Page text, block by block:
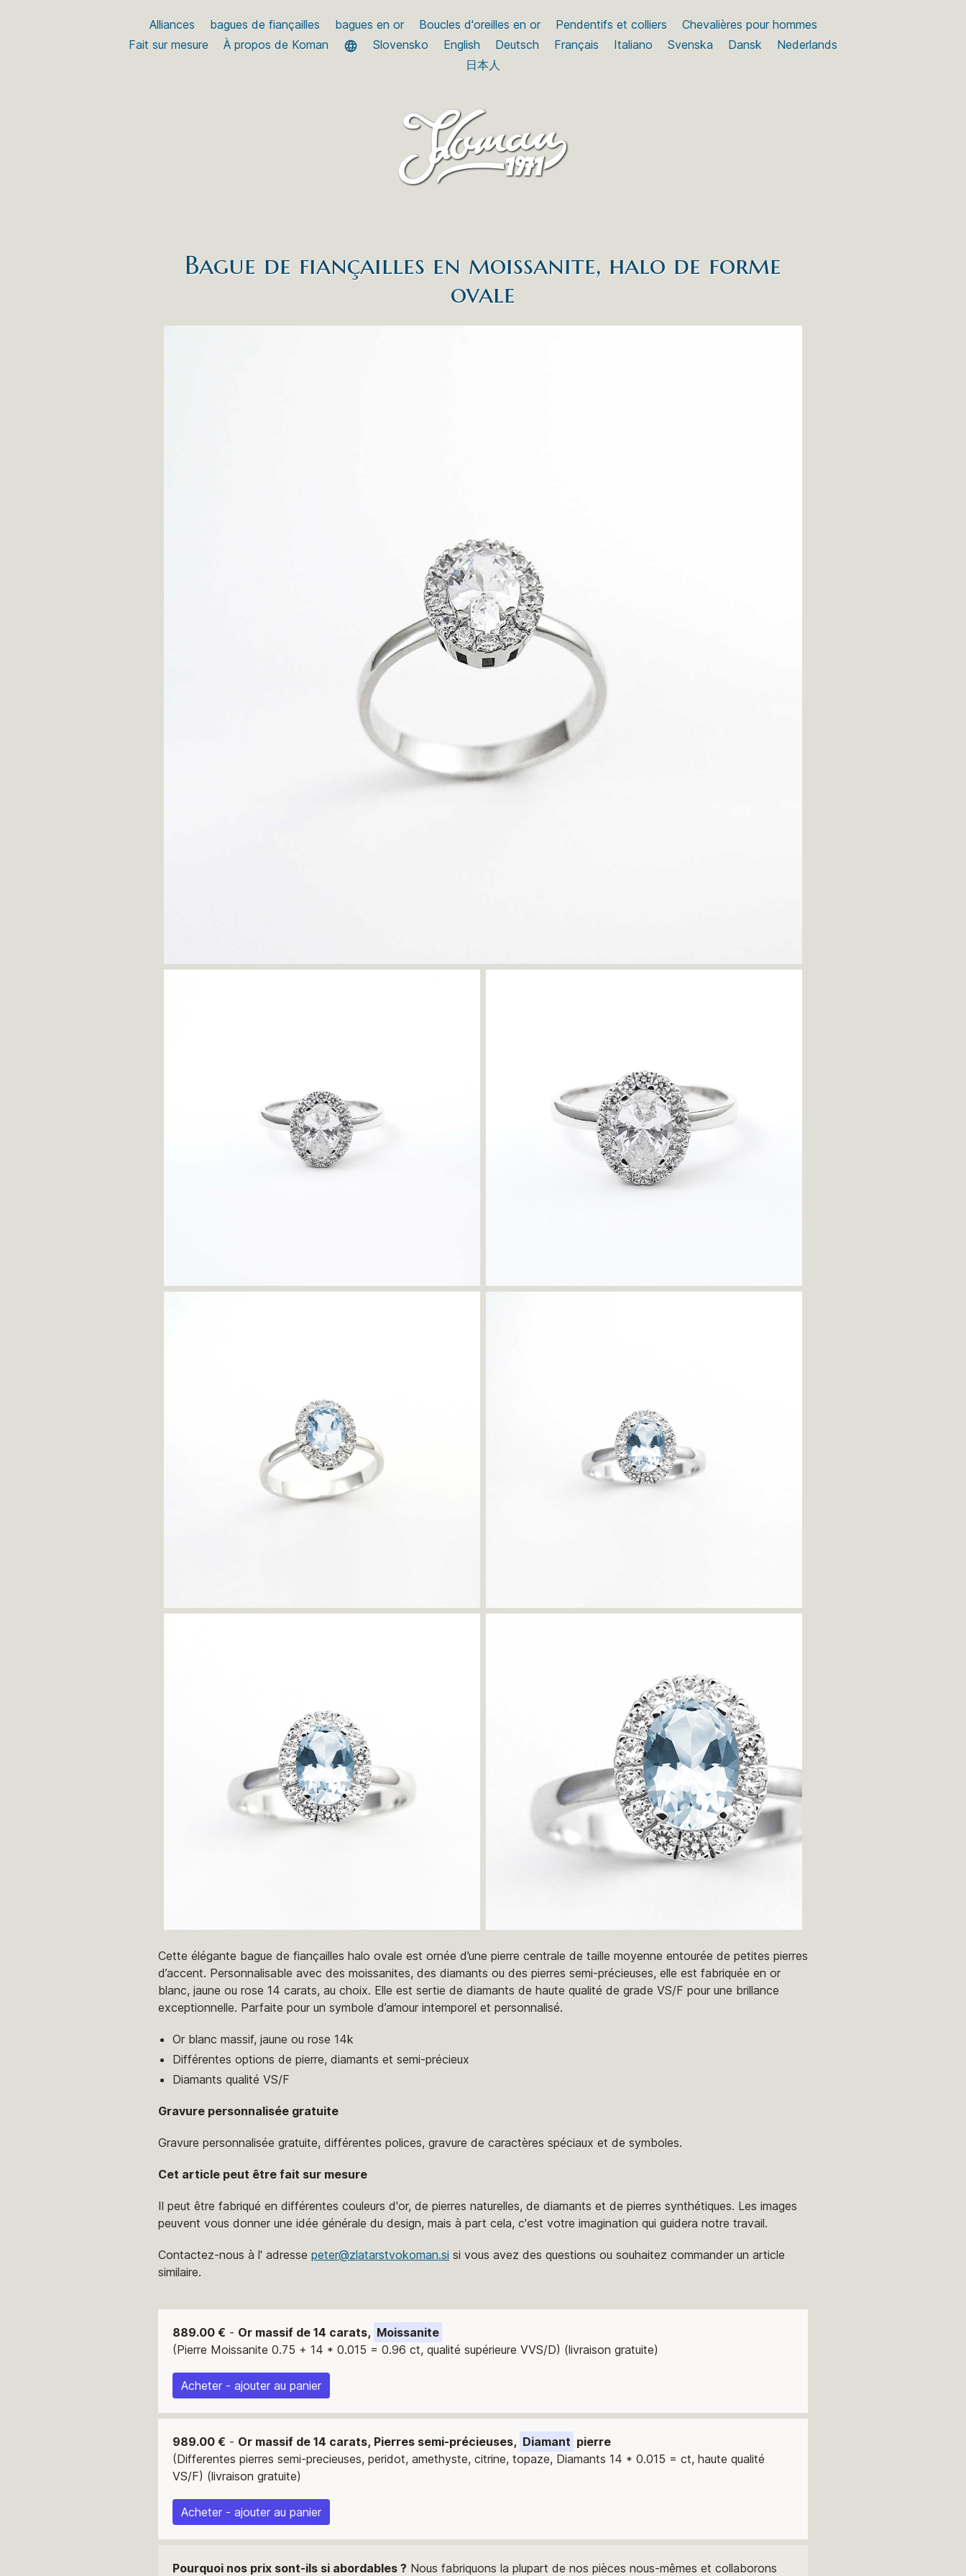
Alliances bagues de fiançailles bagues en or Boucles d'oreilles en or Pendentifs et colliers
Chevalières pour hommes
Fait sur mesure
À propos de Koman Slovensko English Deutsch Français Italiano Svenska Dansk
Nederlands
日本人
Bague de fiançailles en moissanite, halo de forme
ovale
Cette élégante bague de fiançailles halo ovale est ornée d’une pierre centrale de taille moyenne entourée de petites pierres
d’accent. Personnalisable avec des moissanites, des diamants ou des pierres semi-précieuses, elle est fabriquée en or
blanc, jaune ou rose 14 carats, au choix. Elle est sertie de diamants de haute qualité de grade VS/F pour une brillance
exceptionnelle. Parfaite pour un symbole d’amour intemporel et personnalisé.
Or blanc massif, jaune ou rose 14k
Différentes options de pierre, diamants et semi-précieux
Diamants qualité VS/F
Gravure personnalisée gratuite
Gravure personnalisée gratuite, différentes polices, gravure de caractères spéciaux et de symboles.
Cet article peut être fait sur mesure
Il peut être fabriqué en différentes couleurs d'or, de pierres naturelles, de diamants et de pierres synthétiques. Les images
peuvent vous donner une idée générale du design, mais à part cela, c'est votre imagination qui guidera notre travail.
Contactez-nous à l' adresse peter@zlatarstvokoman.si si vous avez des questions ou souhaitez commander un article
similaire.
889.00 € - Or massif de 14 carats, Moissanite
(Pierre Moissanite 0.75 + 14 * 0.015 = 0.96 ct, qualité supérieure VVS/D) (livraison gratuite)
Acheter - ajouter au panier
989.00 € - Or massif de 14 carats, Pierres semi-précieuses, Diamant pierre
(Differentes pierres semi-precieuses, peridot, amethyste, citrine, topaze, Diamants 14 * 0.015 = ct, haute qualité
VS/F) (livraison gratuite)
Acheter - ajouter au panier
Pourquoi nos prix sont-ils si abordables ? Nous fabriquons la plupart de nos pièces nous-mêmes et collaborons